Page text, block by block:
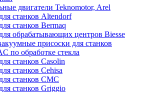
двигатели Teknomotor, Arel
станков Altendorf
станков Bermaq
обрабатывающих центров Biesse
присоски для станков
по обработке стекла
станков Casolin
станков Cehisa
станков CMC
станков Griggio